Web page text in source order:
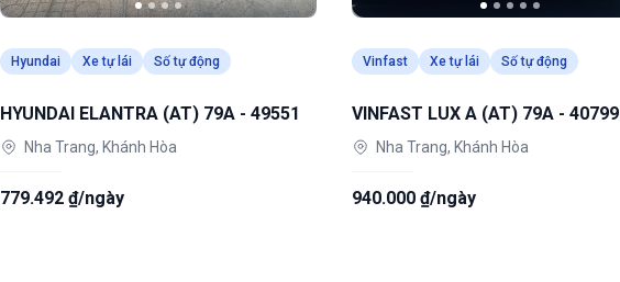
Hyundai Xe tự lái Số tự động
HYUNDAI ELANTRA (AT) 79A - 49551
Nha Trang, Khánh Hòa
779.492 ₫/ngày
Vinfast Xe tự lái Số tự động
VINFAST LUX A (AT) 79A - 40799
Nha Trang, Khánh Hòa
940.000 ₫/ngày